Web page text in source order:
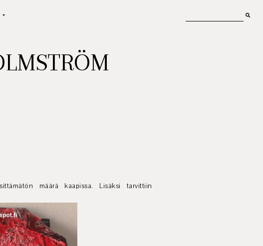
määrä kaapissa. Lisäksi tarvittiin